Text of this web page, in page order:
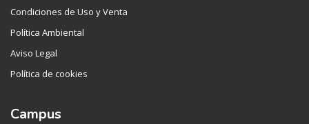
Condiciones de Uso y Venta
Política Ambiental
Aviso Legal
Política de cookies
Campus